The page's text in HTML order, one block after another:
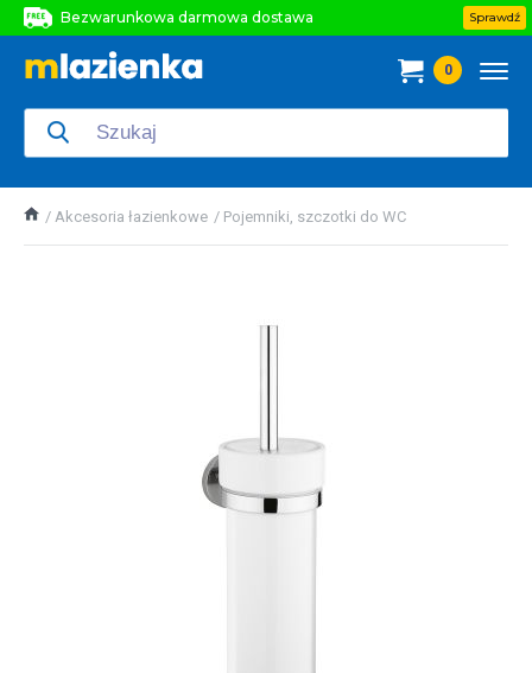
Bezwarunkowa darmowa dostawa
Bezwarunkowa darmowa dostawa
Sprawdź
0
Akcesoria łazienkowe Pojemniki, szczotki do WC